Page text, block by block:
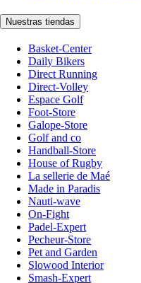
Nuestras tiendas
Basket-Center
Daily Bikers
Direct Running
Direct-Volley
Espace Golf
Foot-Store
Galope-Store
Golf and co
Handball-Store
House of Rugby
La sellerie de Maé
Made in Paradis
Nauti-wave
On-Fight
Padel-Expert
Pecheur-Store
Pet and Garden
Slowood Interior
Smash-Expert